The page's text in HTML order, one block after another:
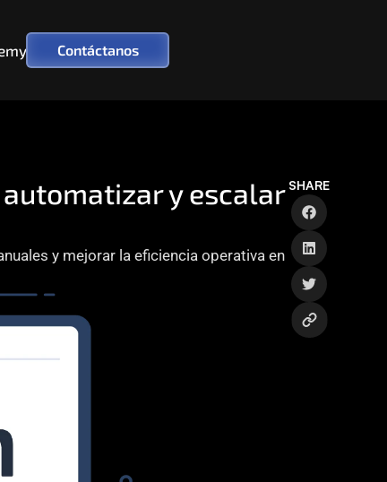
Contáctanos
y escalar
y mejorar la eficiencia operativa en
SHARE